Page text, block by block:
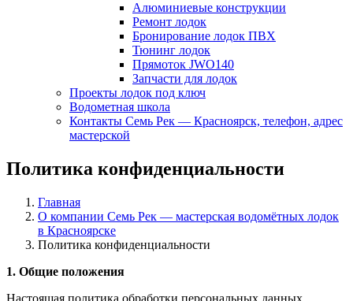
Алюминиевые конструкции
Ремонт лодок
Бронирование лодок ПВХ
Тюнинг лодок
Прямоток JWO140
Запчасти для лодок
Проекты лодок под ключ
Водометная школа
Контакты Семь Рек — Красноярск, телефон, адрес
мастерской
Политика конфиденциальности
Главная
О компании Семь Рек — мастерская водомётных лодок
в Красноярске
Политика конфиденциальности
1. Общие положения